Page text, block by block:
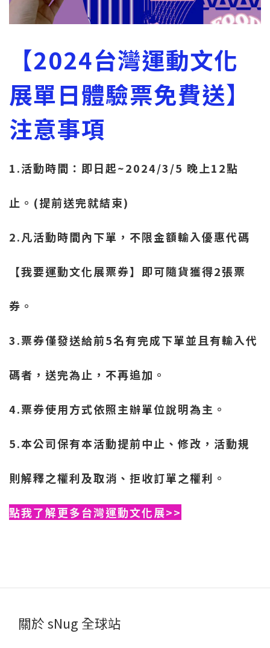
【2024台灣運動文化
展單日體驗票免費送】
注意事項
1.活動時間：即日起~2024/3/5 晚上12點
止。(提前送完就結束)
2.凡活動時間內下單，不限金額輸入優惠代碼
【我要運動文化展票券】即可隨貨獲得2張票
券。
3.票券僅發送給前5名有完成下單並且有輸入代
碼者，送完為止，不再追加。
4.票券使用方式依照主辦單位說明為主。
5.本公司保有本活動提前中止、修改，活動規
則解釋之權利及取消、拒收訂單之權利。
點我了解更多台灣運動文化展>>
關於 sNug 全球站